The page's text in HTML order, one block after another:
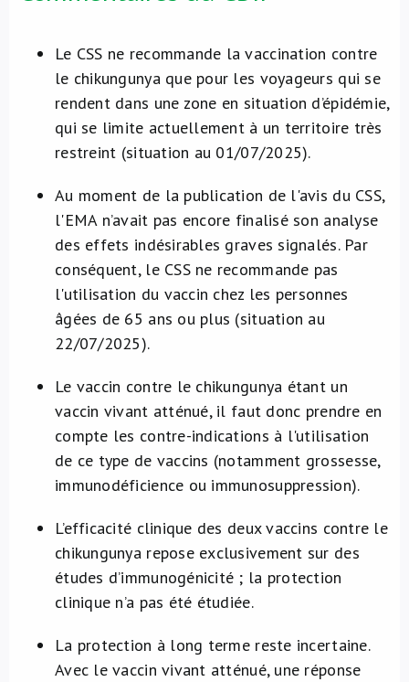
Le CSS ne recommande la vaccination contre
le chikungunya que pour les voyageurs qui se
rendent dans une zone en situation d’épidémie,
qui se limite actuellement à un territoire très
restreint (situation au 01/07/2025).
Au moment de la publication de l'avis du CSS,
l'EMA n’avait pas encore finalisé son analyse
des effets indésirables graves signalés. Par
conséquent, le CSS ne recommande pas
l'utilisation du vaccin chez les personnes
âgées de 65 ans ou plus (situation au
22/07/2025).
Le vaccin contre le chikungunya étant un
vaccin vivant atténué, il faut donc prendre en
compte les contre-indications à l'utilisation
de ce type de vaccins (notamment grossesse,
immunodéficience ou immunosuppression).
L’efficacité clinique des deux vaccins contre le
chikungunya repose exclusivement sur des
études d’immunogénicité ; la protection
clinique n’a pas été étudiée.
La protection à long terme reste incertaine.
Avec le vaccin vivant atténué, une réponse